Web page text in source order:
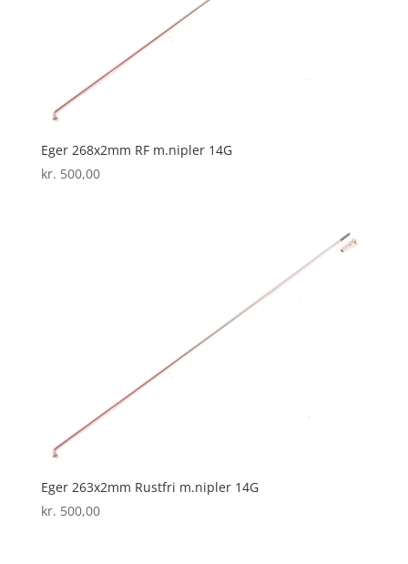
Eger 268x2mm RF m.nipler 14G
kr. 500,00
Eger 263x2mm Rustfri m.nipler 14G
kr. 500,00